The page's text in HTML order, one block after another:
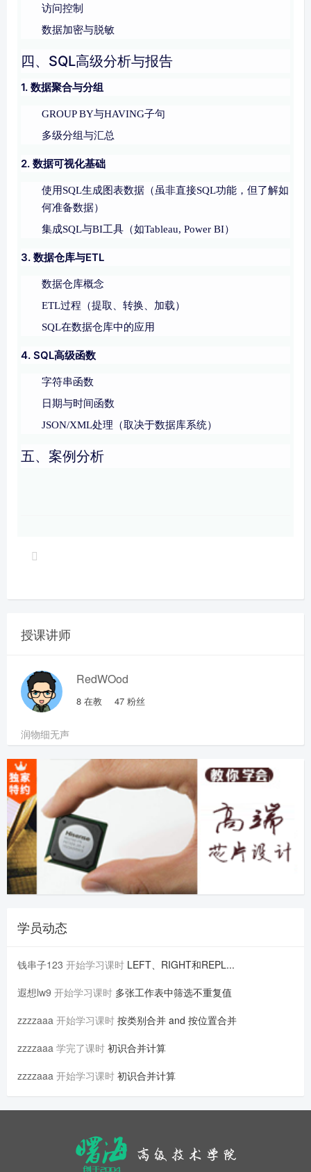
访问控制
数据加密与脱敏
四、SQL高级分析与报告
1. 数据聚合与分组
GROUP BY与HAVING子句
多级分组与汇总
2. 数据可视化基础
使用SQL生成图表数据（虽非直接SQL功能，但了解如
何准备数据）
集成SQL与BI工具（如Tableau, Power BI）
3. 数据仓库与ETL
数据仓库概念
ETL过程（提取、转换、加载）
SQL在数据仓库中的应用
4. SQL高级函数
字符串函数
日期与时间函数
JSON/XML处理（取决于数据库系统）
五、案例分析
授课讲师
RedWOod
8 在教 47 粉丝
润物细无声
学员动态
钱串子123 开始学习课时 LEFT、RIGHT和REPL...
遐想lw9 开始学习课时 多张工作表中筛选不重复值
zzzzaaa 开始学习课时 按类别合并 and 按位置合并
zzzzaaa 学完了课时 初识合并计算
zzzzaaa 开始学习课时 初识合并计算